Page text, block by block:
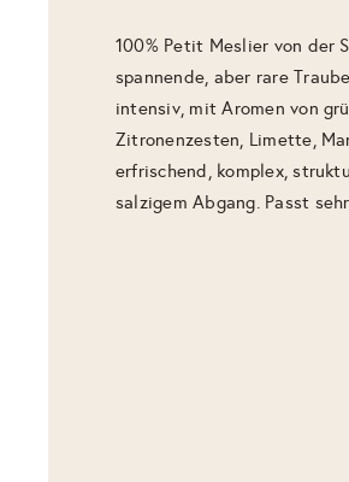
100% Petit Meslier von der
spannende, aber rare
intensiv, mit Aromen von
Zitronenzesten, Limette,
erfrischend, komplex,
salzigem Abgang. Passt